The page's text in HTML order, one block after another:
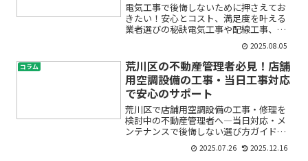
電気工事で後悔しないために押さえてお
きたい！安心とコスト、満足度を叶える
業者選びの秘訣電気工事や配線工事、照
明設置、コンセント増設、ブレーカー交
換など、住まいやオフィスの電気設備を
いじる場面では「どの業者に頼むべ
き？」「費用はどれくらい？」...
2025.08.05
コラム
荒川区の不動産管理者必見！店舗
用空調設備の工事・当日工事対応
で安心のサポート
荒川区で店舗用空調設備の工事・修理を
検討中の不動産管理者へ―当日対応・メ
ンテナンスで後悔しない選び方ガイド店
舗やオフィスビルの運営、不動産管理を
任されている皆様——「空調設備の急な
2025.07.26 2025.12.16